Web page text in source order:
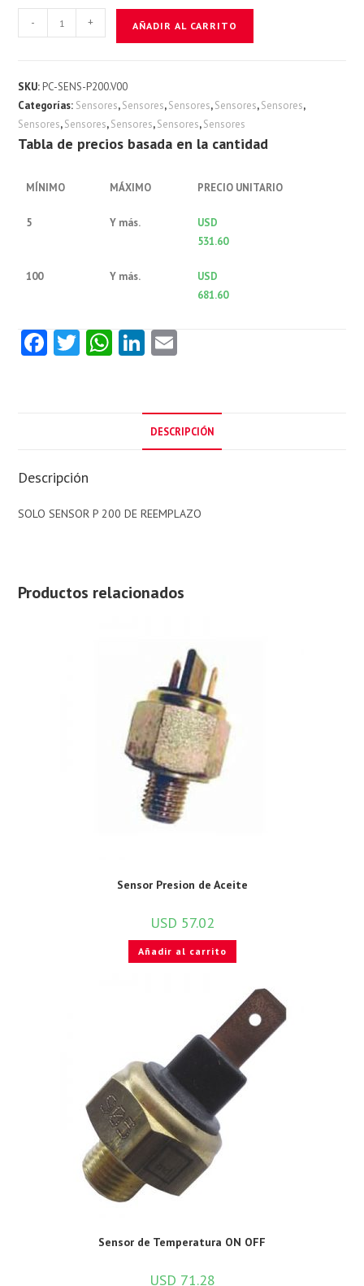
DE
TANQUE.
cantidad
- + AÑADIR AL CARRITO
SKU: PC-SENS-P200.V00
Categorías: Sensores,Sensores,Sensores,Sensores,Sensores,
Sensores,Sensores,Sensores,Sensores,Sensores
Tabla de precios basada en la cantidad
MÍNIMO MÁXIMO PRECIO UNITARIO
5 Y más.
USD
531.60
100 Y más.
USD
681.60
Fa
k
T W Li
dI
n
l
DESCRIPCIÓN
Descripción
SOLO SENSOR P 200 DE REEMPLAZO
Productos relacionados
Sensor Presion de Aceite
USD 57.02
Añadir al carrito
Sensor de Temperatura ON OFF
USD 71.28